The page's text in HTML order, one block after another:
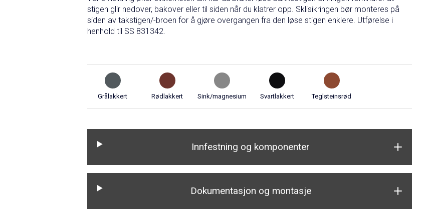
stigen glir nedover, bakover eller til siden når du klatrer opp. Sklisikringen bør monteres på
siden av takstigen/-broen for å gjøre overgangen fra den løse stigen enklere. Utførelse i
henhold til SS 831342.
Grålakkert Rødlakkert Sink/magnesium Svartlakkert Teglsteinsrød
Innfestning og komponenter
Dokumentasjon og montasje